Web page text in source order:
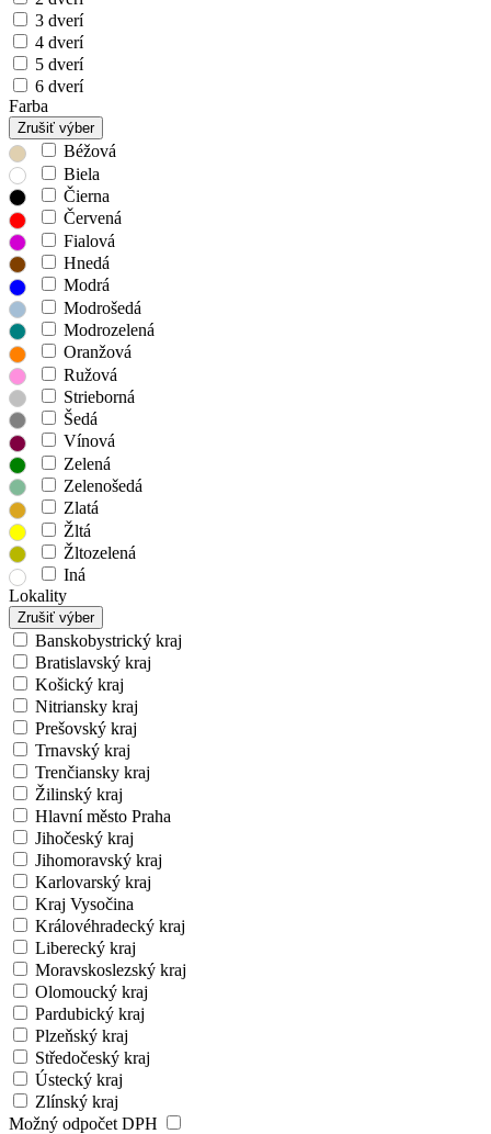
3 dverí
4 dverí
5 dverí
6 dverí
Farba
Zrušiť výber
Béžová
Biela
Čierna
Červená
Fialová
Hnedá
Modrá
Modrošedá
Modrozelená
Oranžová
Ružová
Strieborná
Šedá
Vínová
Zelená
Zelenošedá
Zlatá
Žltá
Žltozelená
Iná
Lokality
Zrušiť výber
Banskobystrický kraj
Bratislavský kraj
Košický kraj
Nitriansky kraj
Prešovský kraj
Trnavský kraj
Trenčiansky kraj
Žilinský kraj
Hlavní město Praha
Jihočeský kraj
Jihomoravský kraj
Karlovarský kraj
Kraj Vysočina
Královéhradecký kraj
Liberecký kraj
Moravskoslezský kraj
Olomoucký kraj
Pardubický kraj
Plzeňský kraj
Středočeský kraj
Ústecký kraj
Zlínský kraj
Možný odpočet DPH